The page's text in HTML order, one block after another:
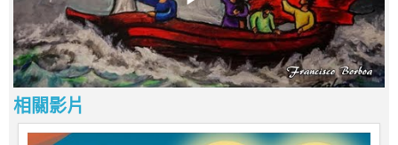
相關影片